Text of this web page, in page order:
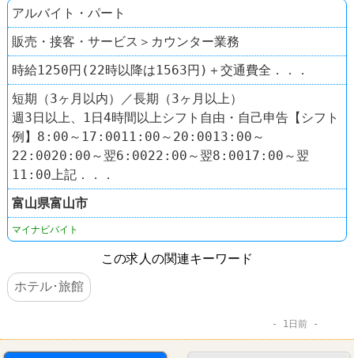
アルバイト・パート
販売・接客・サービス＞カウンター業務
時給1250円(22時以降は1563円)＋交通費全．．．
短期（3ヶ月以内）／長期（3ヶ月以上）
週3日以上、1日4時間以上シフト自由・自己申告【シフト
例】8:00～17:0011:00～20:0013:00～
22:0020:00～翌6:0022:00～翌8:0017:00～翌
11:00上記．．．
富山県富山市
マイナビバイト
この求人の関連キーワード
ホテル･旅館
1日前